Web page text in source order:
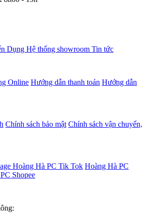
Dụng Hệ thống showroom Tin tức
Online Hướng dẫn thanh toán Hướng dẫn
Chính sách bảo mật Chính sách vận chuyển,
Hoàng Hà PC Tik Tok Hoàng Hà PC
Shopee